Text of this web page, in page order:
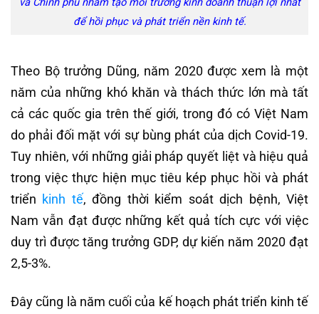
để hồi phục và phát triển nền kinh tế.
Theo Bộ trưởng Dũng, năm 2020 được xem là một
năm của những khó khăn và thách thức lớn mà tất
cả các quốc gia trên thế giới, trong đó có Việt Nam
do phải đối mặt với sự bùng phát của dịch Covid-19.
Tuy nhiên, với những giải pháp quyết liệt và hiệu quả
trong việc thực hiện mục tiêu kép phục hồi và phát
triển kinh tế, đồng thời kiểm soát dịch bệnh, Việt
Nam vẫn đạt được những kết quả tích cực với việc
duy trì được tăng trưởng GDP, dự kiến năm 2020 đạt
2,5-3%.
Đây cũng là năm cuối của kế hoạch phát triển kinh tế